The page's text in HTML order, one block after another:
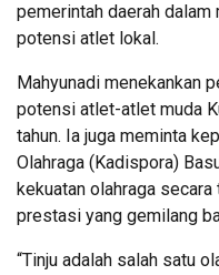
pemerintah daerah dalam
potensi atlet lokal.
Mahyunadi menekankan
potensi atlet-atlet muda
tahun. Ia juga meminta
Olahraga (Kadispora)
kekuatan olahraga secara
prestasi yang gemilang
“Tinju adalah salah satu